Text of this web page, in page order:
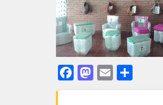
Facebook
Mastodon
Email